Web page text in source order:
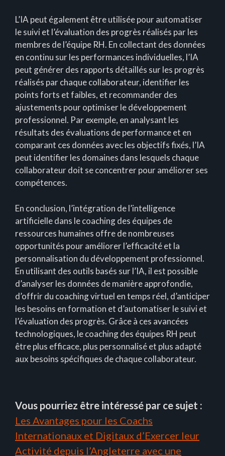
L’IA peut également être utilisée pour automatiser
le suivi et l’évaluation des progrès réalisés par les
membres de l’équipe RH. En collectant des données
en continu sur les performances individuelles, l’IA
peut générer des rapports détaillés sur les progrès
réalisés par chaque collaborateur, identifier les
points forts et faibles, et recommander des
ajustements pour optimiser le développement
professionnel. Par exemple, en analysant les
résultats des évaluations de performance et en
comparant ces données avec les objectifs fixés, l’IA
peut identifier les domaines dans lesquels chaque
collaborateur doit se concentrer pour améliorer ses
compétences.
En conclusion, l’intégration de l’intelligence
artificielle dans le coaching des équipes de
ressources humaines offre de nombreuses
opportunités pour améliorer l’efficacité et la
personnalisation du développement professionnel.
En utilisant des outils basés sur l’IA, il est possible
d’analyser les données de manière approfondie,
d’offrir du coaching virtuel en temps réel, d’anticiper
les besoins en formation et d’automatiser le suivi et
l’évaluation des progrès. Grâce à ces avancées
technologiques, le coaching des équipes RH peut
être plus efficace, plus personnalisé et plus adapté
aux besoins spécifiques de chaque collaborateur.
Vous pourriez être intéressé par ce sujet :
Les Avantages pour les Coachs
Internationaux et Digitaux d’Exercer leur
Activité depuis l’Angleterre avec une